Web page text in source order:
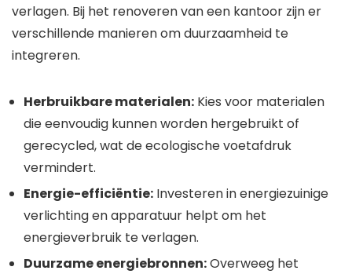
verlagen. Bij het renoveren van een kantoor zijn er
verschillende manieren om duurzaamheid te
integreren.
Herbruikbare materialen: Kies voor materialen
die eenvoudig kunnen worden hergebruikt of
gerecycled, wat de ecologische voetafdruk
vermindert.
Energie-efficiëntie: Investeren in energiezuinige
verlichting en apparatuur helpt om het
energieverbruik te verlagen.
Duurzame energiebronnen:Overweeg het